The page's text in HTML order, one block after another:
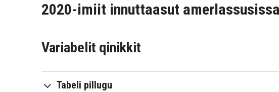
2020-imiit innuttaasut
Variabelit qinikkit
Tabeli pillugu